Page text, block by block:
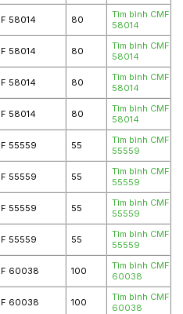
58014 80
Tìm bình CMF
58014
58014 80
Tìm bình CMF
58014
58014 80
Tìm bình CMF
58014
58014 80
Tìm bình CMF
58014
55559 55
Tìm bình CMF
55559
55559 55
Tìm bình CMF
55559
55559 55
Tìm bình CMF
55559
55559 55
Tìm bình CMF
55559
60038 100
Tìm bình CMF
60038
60038 100
Tìm bình CMF
60038